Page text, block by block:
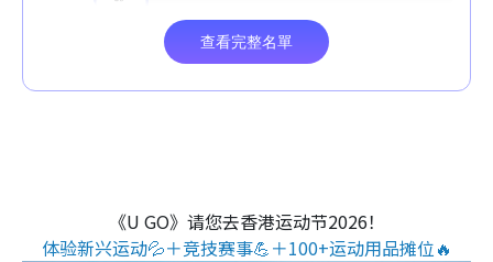
《U GO》请您去香港运动节2026！
体验新兴运动💦＋竞技赛事💪＋100+运动用品摊位🔥